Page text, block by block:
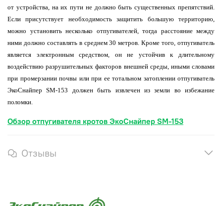
от устройства, на их пути не должно быть существенных препятствий.
Если присутствует необходимость защитить большую территорию,
можно установить несколько отпугивателей, тогда расстояние между
ними должно составлять в среднем 30 метров. Кроме того, отпугиватель
является электронным средством, он не устойчив к длительному
воздействию разрушительных факторов внешней среды, иными словами
при промерзании почвы или при ее тотальном затоплении отпугиватель
ЭкоСнайперSM-153 должен быть извлечен из земли во избежание
поломки.
Обзор отпугивателя кротов ЭкоСнайпер SM-153
Отзывы